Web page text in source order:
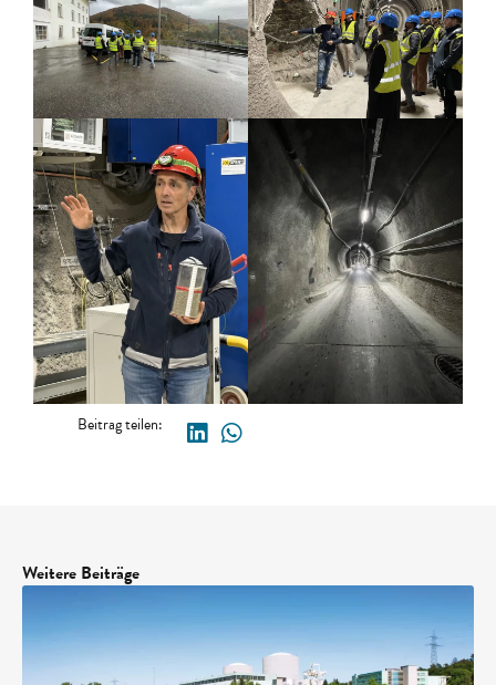
Beitrag teilen:
Weitere Beiträge